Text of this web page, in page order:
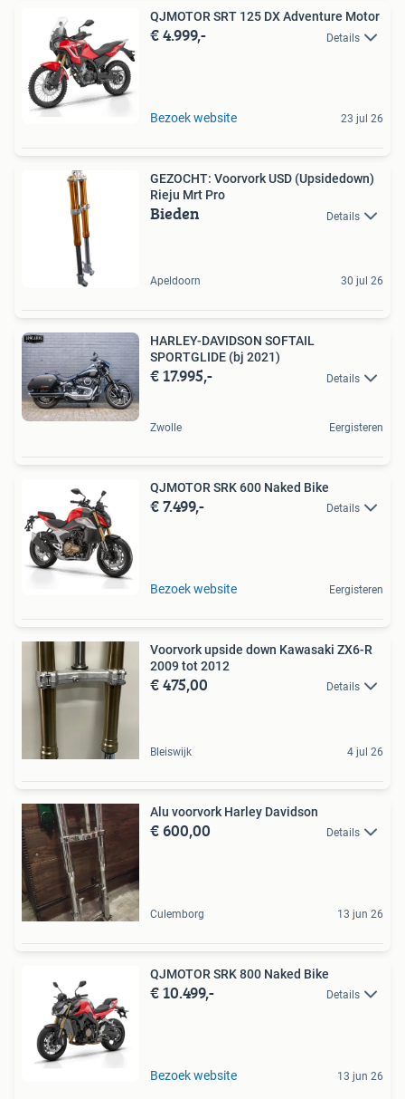
QJMOTOR SRT 125 DX Adventure Motor
€ 4.999,- Details
Bezoek website 23 jul 26
GEZOCHT: Voorvork USD (Upsidedown)
Rieju Mrt Pro
Bieden Details
Apeldoorn 30 jul 26
HARLEY-DAVIDSON SOFTAIL
SPORTGLIDE (bj 2021)
€ 17.995,- Details
Zwolle Eergisteren
QJMOTOR SRK 600 Naked Bike
€ 7.499,- Details
Bezoek website Eergisteren
Voorvork upside down Kawasaki ZX6-R
2009 tot 2012
€ 475,00 Details
Bleiswijk 4 jul 26
Alu voorvork Harley Davidson
€ 600,00 Details
Culemborg 13 jun 26
QJMOTOR SRK 800 Naked Bike
€ 10.499,- Details
Bezoek website 13 jun 26